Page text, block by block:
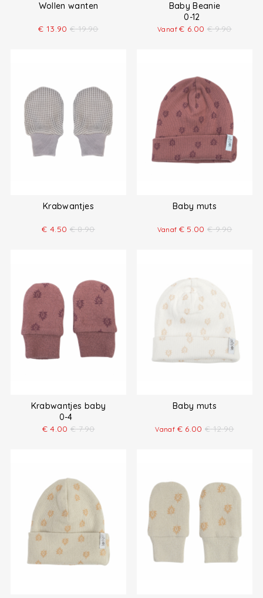
Wollen wanten
€ 13.90 € 19.90
Baby Beanie
0-12
Vanaf€ 6.00 € 9.90
Krabwantjes
€ 4.50 € 8.90
Baby muts
Vanaf € 5.00 € 9.90
Krabwantjes baby
0-4
€ 4.00 € 7.90
Baby muts
Vanaf € 6.00 € 12.90